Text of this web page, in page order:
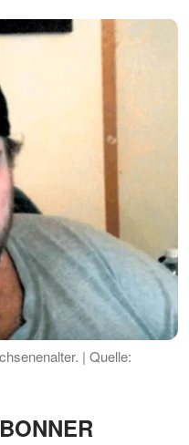
| Quelle: